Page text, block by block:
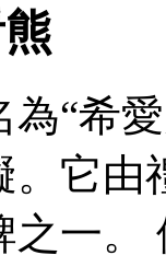
“希
。它
一。